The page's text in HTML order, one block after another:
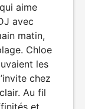
aime
avec
matin,
Chloe
les
chez
Au fil
et